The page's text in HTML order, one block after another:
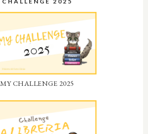
MY CHALLENGE 2025